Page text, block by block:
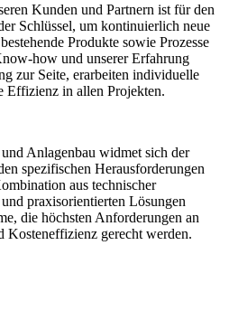
Kunden und Partnern ist für den
Schlüssel, um kontinuierlich neue
Produkte sowie Prozesse
how und unserer Erfahrung
zur Seite, erarbeiten individuelle
Effizienz in allen Projekten.
Anlagenbau widmet sich der
spezifischen Herausforderungen
aus technischer
praxisorientierten Lösungen
die höchsten Anforderungen an
Kosteneffizienz gerecht werden.